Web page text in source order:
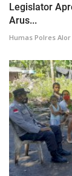
Legislator
Arus...
Humas Polres Alor